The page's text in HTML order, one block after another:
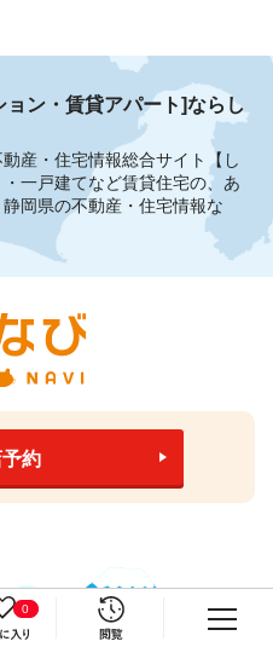
0
ン・賃貸アパート]ならし
産・住宅情報総合サイト【し
一戸建てなど賃貸住宅の、あ
静岡県の不動産・住宅情報な
約